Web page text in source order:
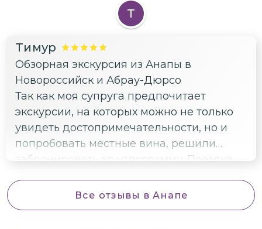
Т
Тимур
Обзорная экскурсия из Анапы в
Новороссийск и Абрау-Дюрсо
Так как моя супруга предпочитает
экскурсии, на которых можно не только
увидеть достопримечательности, но и
попробовать местные вина, решили
забронировать эту программу. Поездка
неутомительная, узнали и увидели много
интересного, а также закупились
Все отзывы в Анапе